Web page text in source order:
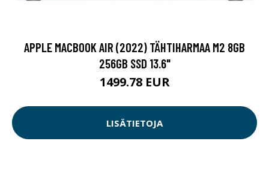
APPLE MACBOOK AIR (2022) TÄHTIHARMAA M2 8GB
256GB SSD 13.6"
1499.78 EUR
LISÄTIETOJA